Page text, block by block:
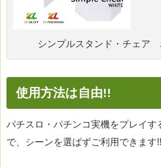
シンプルスタンド・チェア
使用方法は自由!!
パチスロ・パチンコ実機をプレイす
で、シーンを選ばずご利用できます!!